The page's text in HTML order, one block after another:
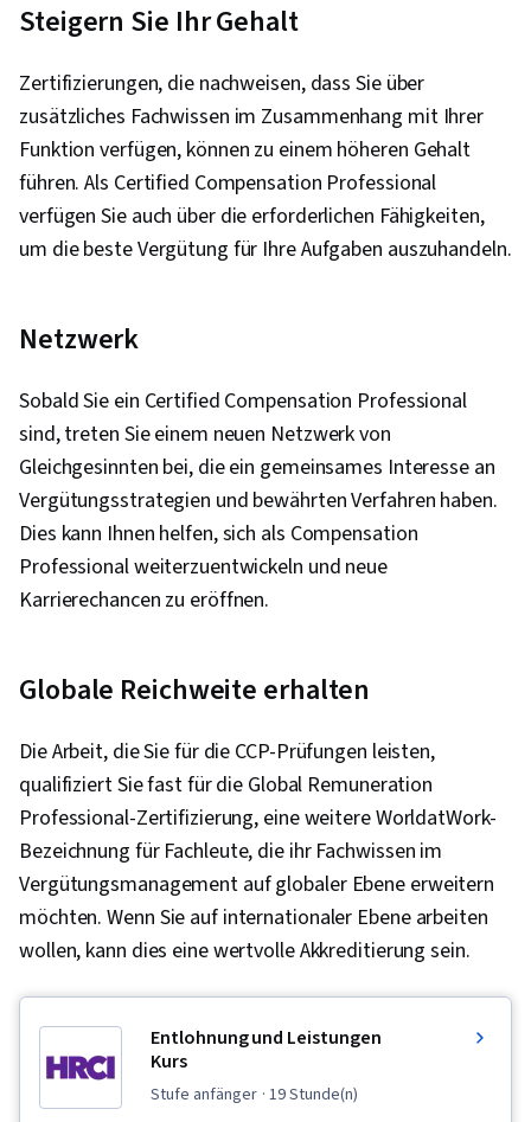
Steigern Sie Ihr Gehalt
Zertifizierungen, die nachweisen, dass Sie über
zusätzliches Fachwissen im Zusammenhang mit Ihrer
Funktion verfügen, können zu einem höheren Gehalt
führen. Als Certified Compensation Professional
verfügen Sie auch über die erforderlichen Fähigkeiten,
um die beste Vergütung für Ihre Aufgaben auszuhandeln.
Netzwerk
Sobald Sie ein Certified Compensation Professional
sind, treten Sie einem neuen Netzwerk von
Gleichgesinnten bei, die ein gemeinsames Interesse an
Vergütungsstrategien und bewährten Verfahren haben.
Dies kann Ihnen helfen, sich als Compensation
Professional weiterzuentwickeln und neue
Karrierechancen zu eröffnen.
Globale Reichweite erhalten
Die Arbeit, die Sie für die CCP-Prüfungen leisten,
qualifiziert Sie fast für die Global Remuneration
Professional-Zertifizierung, eine weitere WorldatWork-
Bezeichnung für Fachleute, die ihr Fachwissen im
Vergütungsmanagement auf globaler Ebene erweitern
möchten. Wenn Sie auf internationaler Ebene arbeiten
wollen, kann dies eine wertvolle Akkreditierung sein.
Entlohnung und Leistungen
Kurs
stufe anfänger · 19 Stunde(n)